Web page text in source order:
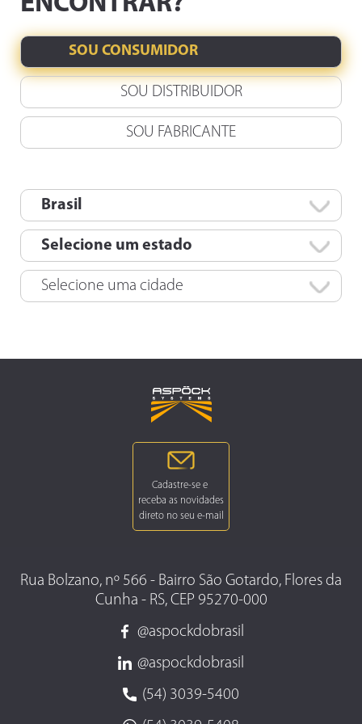
SOU CONSUMIDOR
SOU DISTRIBUIDOR
SOU FABRICANTE
Rua Bolzano, nº 566 - Bairro São Gotardo, Flores da
Cunha - RS, CEP 95270-000
@aspockdobrasil
@aspockdobrasil
(54) 3039-5400